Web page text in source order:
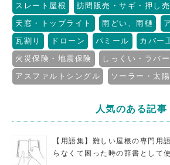
スレート屋根
訪問販売・サギ・押し売
天窓・トップライト
雨どい、雨樋
瓦割り
ドローン パミール
カバー
火災保険・地震保険
しっくい・ラバ
アスファルトシングル
ソーラー・太
人気のある記事
【用語集】難しい屋根の専門用
らなくて困った時の辞書として